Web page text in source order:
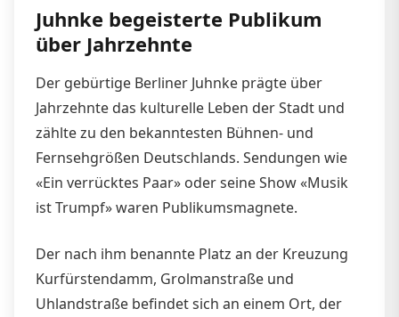
Juhnke begeisterte Publikum
über Jahrzehnte
Der gebürtige Berliner Juhnke prägte über
Jahrzehnte das kulturelle Leben der Stadt und
zählte zu den bekanntesten Bühnen- und
Fernsehgrößen Deutschlands. Sendungen wie
«Ein verrücktes Paar» oder seine Show «Musik
ist Trumpf» waren Publikumsmagnete.
Der nach ihm benannte Platz an der Kreuzung
Kurfürstendamm, Grolmanstraße und
Uhlandstraße befindet sich an einem Ort, der